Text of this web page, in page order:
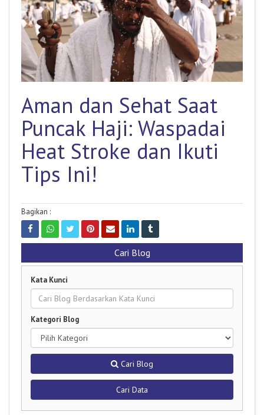
Aman dan Sehat Saat
Puncak Haji: Waspadai
Heat Stroke dan Ikuti
Tips Ini!
Bagikan :
Cari Blog
Kata Kunci
Kategori Blog
Cari Blog
Cari Data